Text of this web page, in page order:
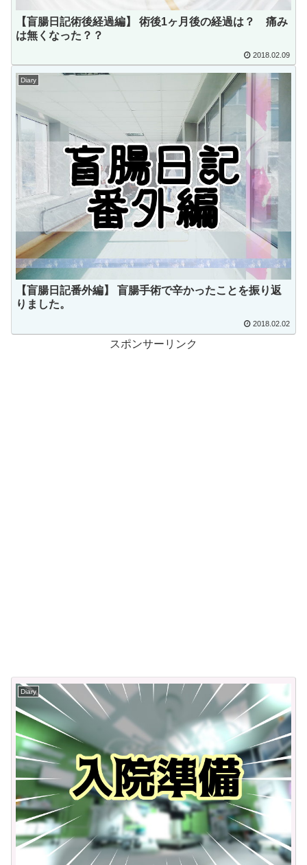
【盲腸日記術後経過編】 術後1ヶ月後の経過は？ 痛み
は無くなった？？
2018.02.09
Diary
【盲腸日記番外編】 盲腸手術で辛かったことを振り返
りました。
2018.02.02
スポンサーリンク
Diary